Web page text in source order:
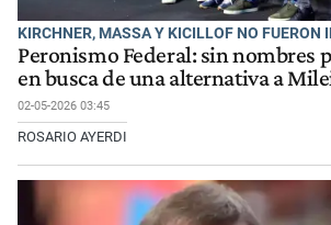
KIRCHNER, MASSA Y KICILLOF NO FUERON
Peronismo Federal: sin nombres
en busca de una alternativa a
02-05-2026 03:45
ROSARIO AYERDI